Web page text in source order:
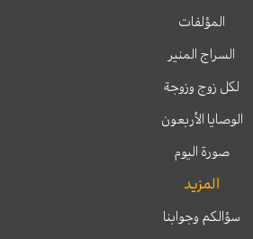
المؤلفات
السراج المنير
لكل زوج وزوجة
الوصايا الأربعون
صورة اليوم
المزيد
سؤالكم وجوابنا